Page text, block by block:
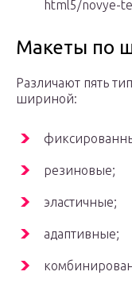
html5/novye-
Макеты по
Различают пять
шириной:
резиновые;
эластичные;
адаптивные;